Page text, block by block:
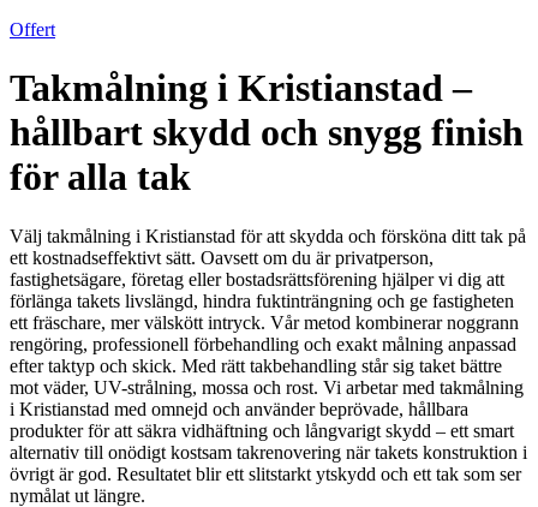
Offert
Takmålning i Kristianstad –
hållbart skydd och snygg finish
för alla tak
Välj takmålning i Kristianstad för att skydda och försköna ditt tak på
ett kostnadseffektivt sätt. Oavsett om du är privatperson,
fastighetsägare, företag eller bostadsrättsförening hjälper vi dig att
förlänga takets livslängd, hindra fuktinträngning och ge fastigheten
ett fräschare, mer välskött intryck. Vår metod kombinerar noggrann
rengöring, professionell förbehandling och exakt målning anpassad
efter taktyp och skick. Med rätt takbehandling står sig taket bättre
mot väder, UV-strålning, mossa och rost. Vi arbetar med takmålning
i Kristianstad med omnejd och använder beprövade, hållbara
produkter för att säkra vidhäftning och långvarigt skydd – ett smart
alternativ till onödigt kostsam takrenovering när takets konstruktion i
övrigt är god. Resultatet blir ett slitstarkt ytskydd och ett tak som ser
nymålat ut längre.